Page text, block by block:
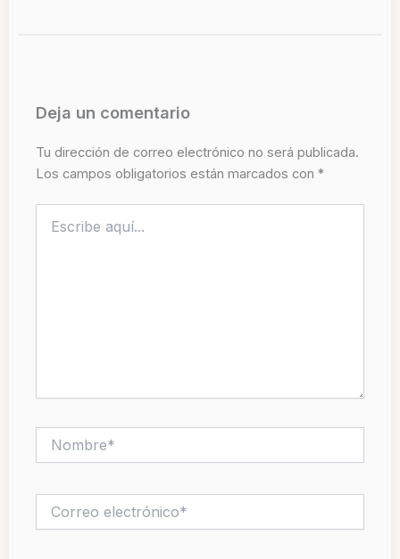
Deja un comentario
Tu dirección de correo electrónico no será publicada.
Los campos obligatorios están marcados con *
aquí...
electrónico*